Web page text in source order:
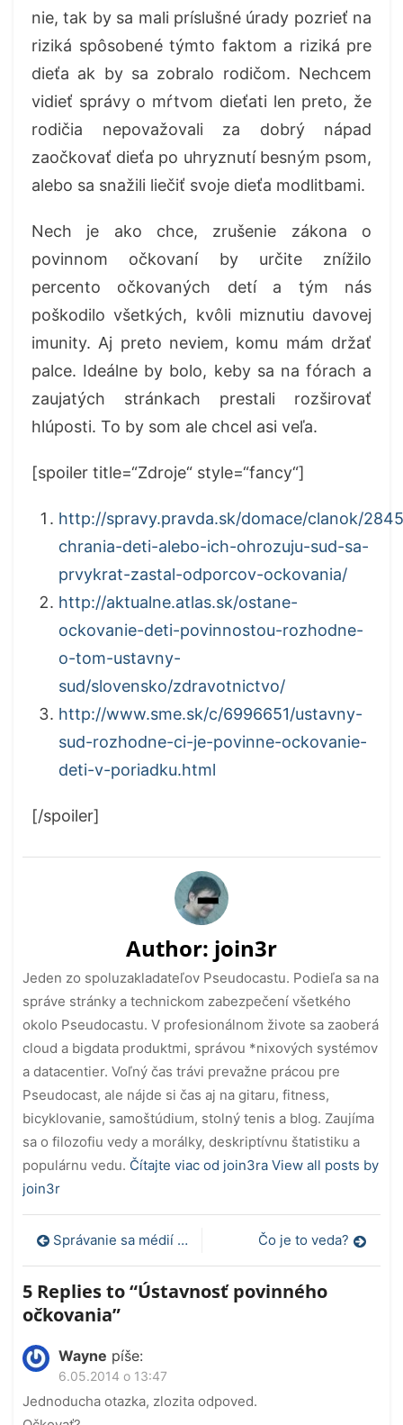
nie, tak by sa mali príslušné úrady pozrieť na
riziká spôsobené týmto faktom a riziká pre
dieťa ak by sa zobralo rodičom. Nechcem
vidieť správy o mŕtvom dieťati len preto, že
rodičia nepovažovali za dobrý nápad
zaočkovať dieťa po uhryznutí besným psom,
alebo sa snažili liečiť svoje dieťa modlitbami.
Nech je ako chce, zrušenie zákona o
povinnom očkovaní by určite znížilo
percento očkovaných detí a tým nás
poškodilo všetkých, kvôli miznutiu davovej
imunity. Aj preto neviem, komu mám držať
palce. Ideálne by bolo, keby sa na fórach a
zaujatých stránkach prestali rozširovať
hlúposti. To by som ale chcel asi veľa.
[spoiler title=“Zdroje“ style=“fancy“]
http://spravy.pravda.sk/domace/clanok/
chrania-deti-alebo-ich-ohrozuju-sud-sa-
prvykrat-zastal-odporcov-ockovania/
http://aktualne.atlas.sk/ostane-
ockovanie-deti-povinnostou-rozhodne-
o-tom-ustavny-
sud/slovensko/zdravotnictvo/
http://www.sme.sk/c/6996651/ustavny-
sud-rozhodne-ci-je-povinne-ockovanie-
deti-v-poriadku.html
[/spoiler]
Author: join3r
Jeden zo spoluzakladateľov Pseudocastu. Podieľa sa na
správe stránky a technickom zabezpečení všetkého
okolo Pseudocastu. V profesionálnom živote sa zaoberá
cloud a bigdata produktmi, správou *nixových systémov
a datacentier. Voľný čas trávi prevažne prácou pre
Pseudocast, ale nájde si čas aj na gitaru, fitness,
bicyklovanie, samoštúdium, stolný tenis a blog. Zaujíma
sa o filozofiu vedy a morálky, deskriptívnu štatistiku a
populárnu vedu. Čítajte viac od join3ra View all posts by
join3r
Navigácia
v
článku
Správanie sa médií pri samovraždách Čo je to veda?
5 Replies to “Ústavnosť povinného
očkovania”
Wayne píše:
6.05.2014 o 13:47
Jednoducha otazka, zlozita odpoved.